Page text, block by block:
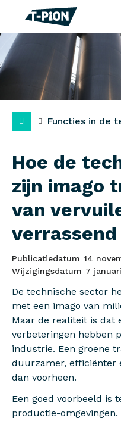
Functies in de
Hoe de
zijn imago
van
verrassend
Publicatiedatum 14
Wijzigingsdatum 7
De technische sector
met een imago van
Maar de realiteit is dat
verbeteringen hebben
industrie. Een groene
duurzamer, efficiënter
dan voorheen.
Een goed voorbeeld is
productie-